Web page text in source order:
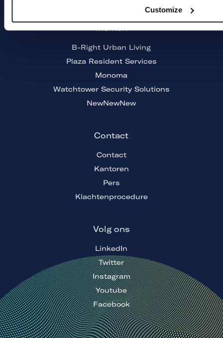
Customize
Merken
B-Right Urban Living
Plaza Resident Services
Monoma
Watchtower Security Solutions
NewNewNew
Contact
Contact
Kantoren
Pers
Klachtenprocedure
Volg ons
LinkedIn
Twitter
Instagram
Youtube
Facebook